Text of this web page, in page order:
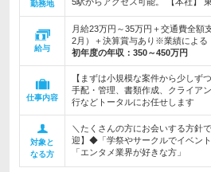
勤務地
給与
月給23万円～35万円＋交通費全額
2月）＋決算賞与あり※業績によ
初年度の年収： 350～450万円
仕事内容
【まずは小規模な案件から少し
手配・管理、書類作成、クライア
行などトータルにお任せします
対象と
なる方
＼たくさんの方にお会いする方針
迎】◆「学祭やサークルでイベン
「エンタメ業界が好きな方」